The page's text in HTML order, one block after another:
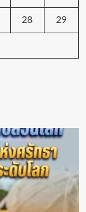
28 29